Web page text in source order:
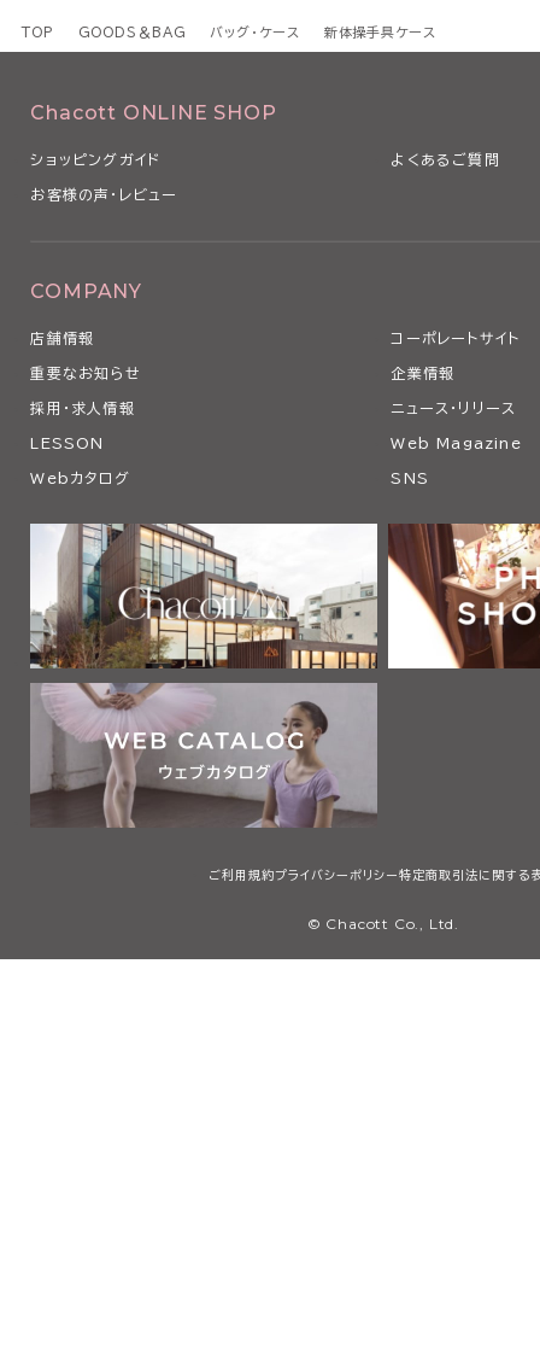
TOP GOODS＆BAG バッグ・ケース 新体操手具ケース
Chacott ONLINE SHOP
ショッピングガイド よくあるご質問
お客様の声・レビュー
COMPANY
店舗情報 コーポレートサイト
重要なお知らせ 企業情報
採用・求人情報 ニュース・リリース
LESSON Web Magazine
Webカタログ SNS
ご利用規約プライバシーポリシー 特定商取引法に関する
© Chacott Co., Ltd.